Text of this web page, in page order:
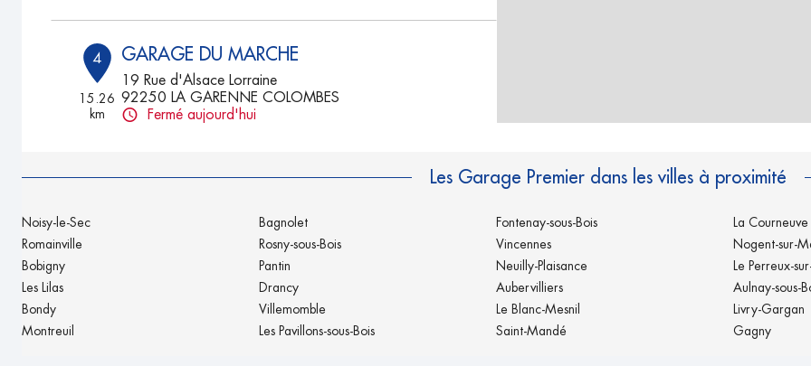
4
15.26
km
GARAGE DU MARCHE
19 Rue d'Alsace Lorraine
92250 LA GARENNE COLOMBES
Fermé aujourd'hui
11 BIS RUE PARMENTIER
TÉLÉPHONE
Les Garage Premier dans les villes à proximité
Noisy-le-Sec
Romainville
Bobigny
Les Lilas
Bondy
Montreuil
Bagnolet
Rosny-sous-Bois
Pantin
Drancy
Villemomble
Les Pavillons-sous-Bois
Fontenay-sous-Bois
Vincennes
Neuilly-Plaisance
Aubervilliers
Le Blanc-Mesnil
Saint-Mandé
La Courneuve
Nogent-sur-
Le Perreux-
Aulnay-sous-
Livry-Gargan
Gagny